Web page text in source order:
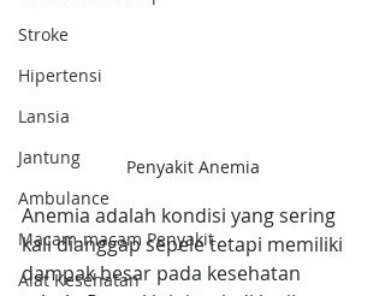
Stroke
Hipertensi
Lansia
Jantung
Ambulance
Macam-macam Penyakit
Alat Kesehatan
Penyakit Anemia
Anemia adalah kondisi yang sering
kali dianggap sepele tetapi memiliki
dampak besar pada kesehatan